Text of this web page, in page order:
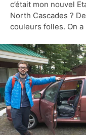
c’était mon nouvel
North Cascades ?
couleurs folles. On